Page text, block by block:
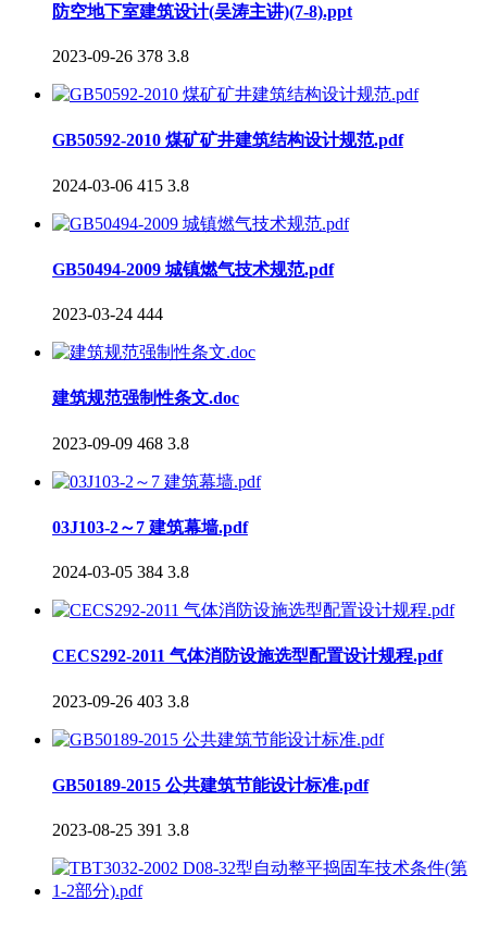
防空地下室建筑设计(吴涛主讲)(7-8).ppt
2023-09-26 378 3.8
GB50592-2010 煤矿矿井建筑结构设计规范.pdf
2024-03-06 415 3.8
GB50494-2009 城镇燃气技术规范.pdf
2023-03-24 444
建筑规范强制性条文.doc
2023-09-09 468 3.8
03J103-2～7 建筑幕墙.pdf
2024-03-05 384 3.8
CECS292-2011 气体消防设施选型配置设计规程.pdf
2023-09-26 403 3.8
GB50189-2015 公共建筑节能设计标准.pdf
2023-08-25 391 3.8